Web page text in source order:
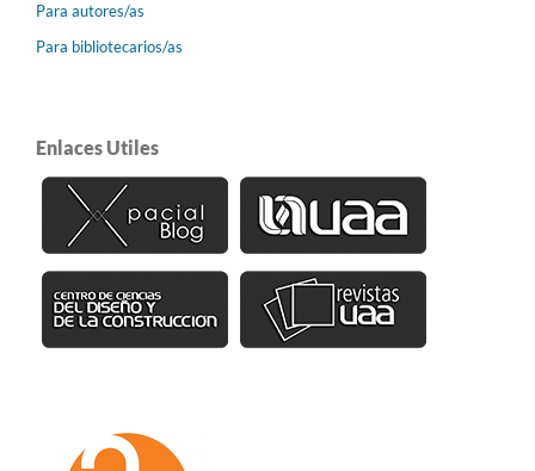
Para autores/as
Para bibliotecarios/as
Enlaces Utiles